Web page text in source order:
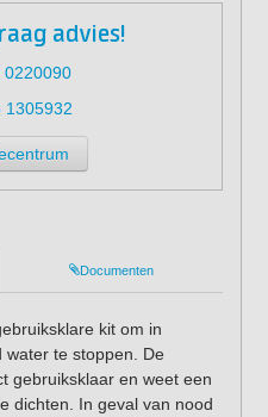
advies!
0220090
1305932
Documenten
kit om in
water te stoppen. De
gebruiksklaar en weet een
dichten. In geval van nood